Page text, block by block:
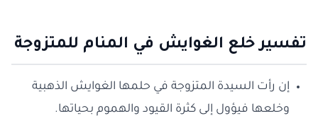
تفسير خلع الغوايش في المنام للمتزوجة
إن رأت السيدة المتزوجة في حلمها الغوايش الذهبية
وخلعها فيؤول إلى كثرة القيود والهموم بحياتها.